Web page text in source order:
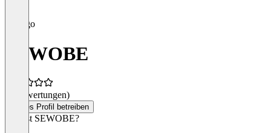
SEWOBE
(0 Bewertungen)
Dieses Profil betreiben
Was ist SEWOBE?